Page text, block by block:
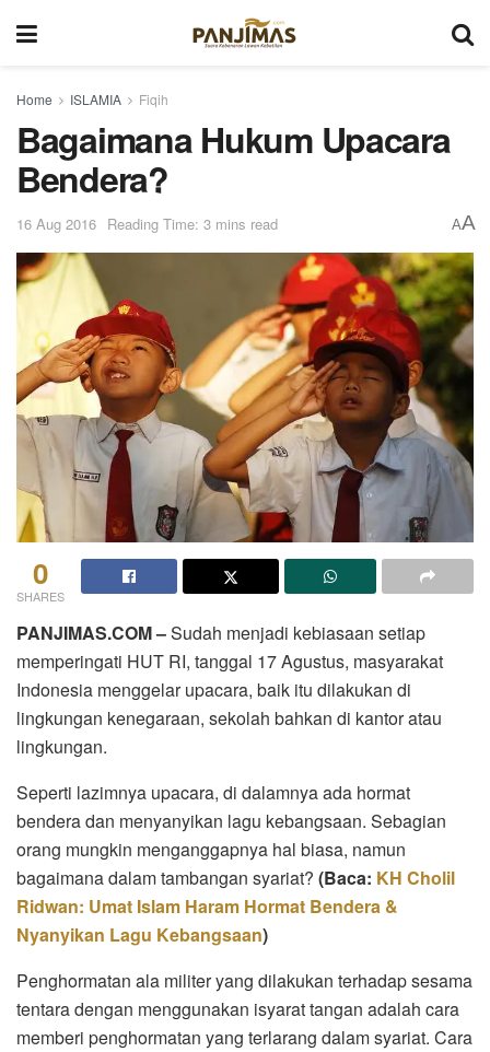
Home ISLAMIA Fiqih
Bagaimana Hukum Upacara
Bendera?
16 Aug 2016 Reading Time: 3 mins read AA
0
SHARES
PANJIMAS.COM –Sudah menjadi kebiasaan setiap
memperingati HUT RI, tanggal 17 Agustus, masyarakat
Indonesia menggelar upacara, baik itu dilakukan di
lingkungan kenegaraan, sekolah bahkan di kantor atau
lingkungan.
Seperti lazimnya upacara, di dalamnya ada hormat
bendera dan menyanyikan lagu kebangsaan. Sebagian
orang mungkin menganggapnya hal biasa, namun
bagaimana dalam tambangan syariat? (Baca: KH Cholil
Ridwan: Umat Islam Haram Hormat Bendera &
Nyanyikan Lagu Kebangsaan)
Penghormatan ala militer yang dilakukan terhadap sesama
tentara dengan menggunakan isyarat tangan adalah cara
memberi penghormatan yang terlarang dalam syariat. Cara